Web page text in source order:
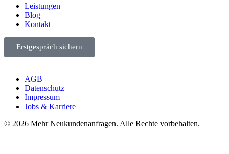
Leistungen
Blog
Kontakt
Erstgespräch sichern
AGB
Datenschutz
Impressum
Jobs & Karriere
© 2026 Mehr Neukundenanfragen. Alle Rechte vorbehalten.